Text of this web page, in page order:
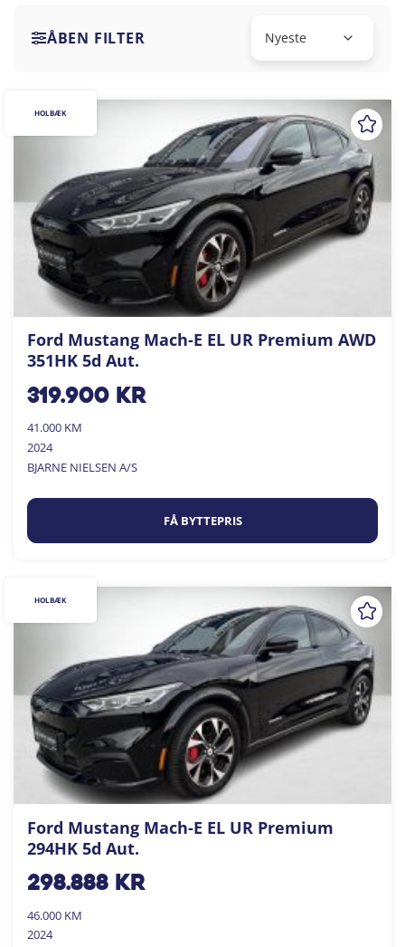
ÅBEN FILTER
Ford Mustang Mach-E EL UR Premium AWD
351HK 5d Aut.
319.900kr
41.000 KM
2024
BJARNE NIELSEN A/S
FÅ BYTTEPRIS
HOLBÆK
Ford Mustang Mach-E EL UR Premium
294HK 5d Aut.
298.888kr
46.000 KM
2024
HOLBÆK